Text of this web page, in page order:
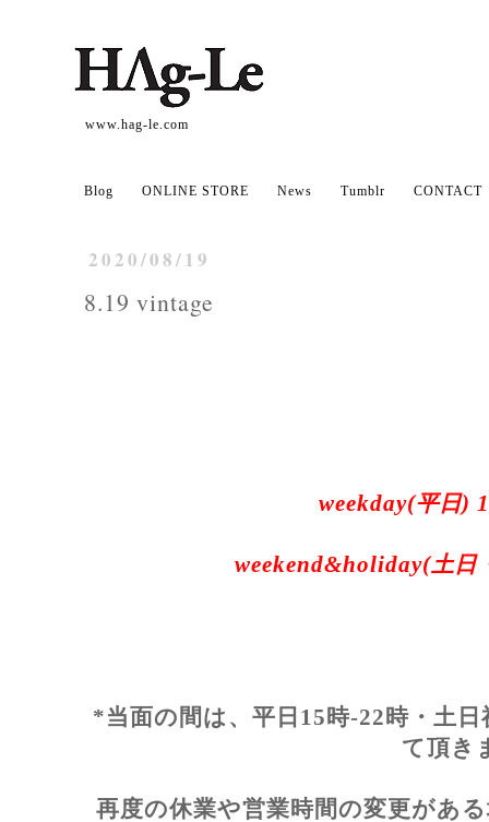
www.hag-le.com
Blog ONLINE STORE News Tumblr CONTACT
2020/08/19
8.19 vintage
weekday(平日)
weekend&holiday(土日
*当面の間は、平日15時-22時・土
て頂き
再度の休業や営業時間の変更があ